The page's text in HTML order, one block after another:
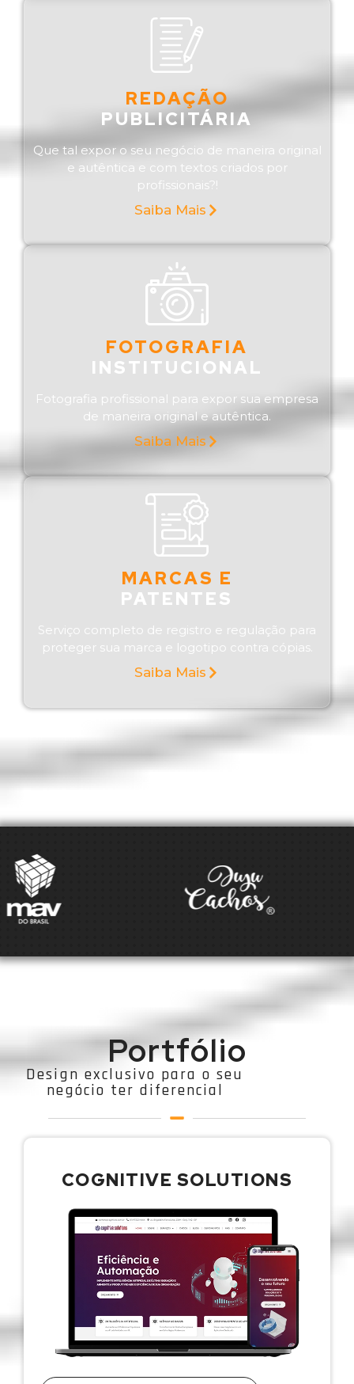
REDAÇÃO
PUBLICITÁRIA
Que tal expor o seu negócio de maneira original
e autêntica e com textos criados por
profissionais?!
Saiba Mais
FOTOGRAFIA
INSTITUCIONAL
Fotografia profissional para expor sua empresa
de maneira original e autêntica.
Saiba Mais
MARCAS E
PATENTES
Serviço completo de registro e regulação para
proteger sua marca e logotipo contra cópias.
Saiba Mais
Portfólio
Design exclusivo para o seu
negócio ter diferencial
COGNITIVE SOLUTIONS